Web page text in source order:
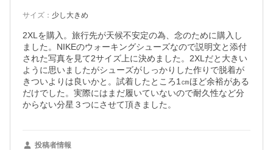
サイズ ： 少し大きめ
2XLを購入。旅行先が天候不安定の為、念のために購入し
ました。NIKEのウォーキングシューズなので説明文と添付
された写真を見て2サイズ上に決めました。2XLだと大きい
ように思いましたがシューズがしっかりした作りで脱着が
きついよりは良いかと。試着したところ1㎝ほど余裕がある
だけでした。実際にはまだ履いていないので耐久性など分
からない分星３つにさせて頂きました。
投稿者情報